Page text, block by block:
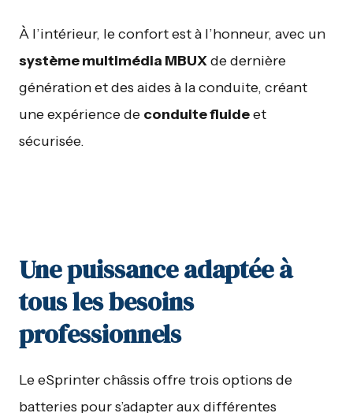
À l’intérieur, le confort est à l’honneur, avec un
système multimédia MBUXde dernière
génération et des aides à la conduite, créant
une expérience de conduite fluideet
sécurisée.
Une puissance adaptée à
tous les besoins
professionnels
Le eSprinter châssis offre trois options de
batteries pour s’adapter aux différentes